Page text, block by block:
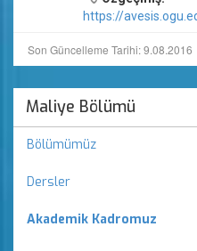
https://
Son Güncelleme Tarihi: 9.08.2016
Maliye Bölümü
Bölümümüz
Dersler
Akademik Kadromuz